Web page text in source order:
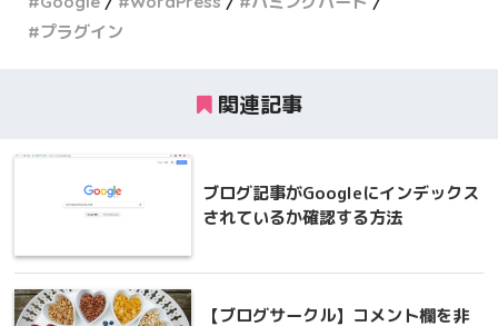
プラグイン
関連記事
ブログ記事がGoogleにインデックス
されているか確認する方法
【ブログサークル】コメント欄を非